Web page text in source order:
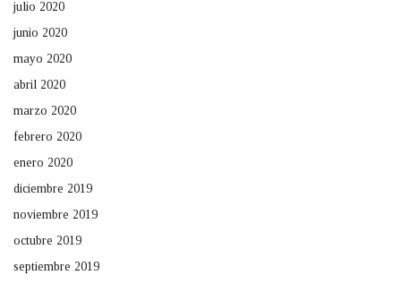
julio 2020
junio 2020
mayo 2020
abril 2020
marzo 2020
febrero 2020
enero 2020
diciembre 2019
noviembre 2019
octubre 2019
septiembre 2019